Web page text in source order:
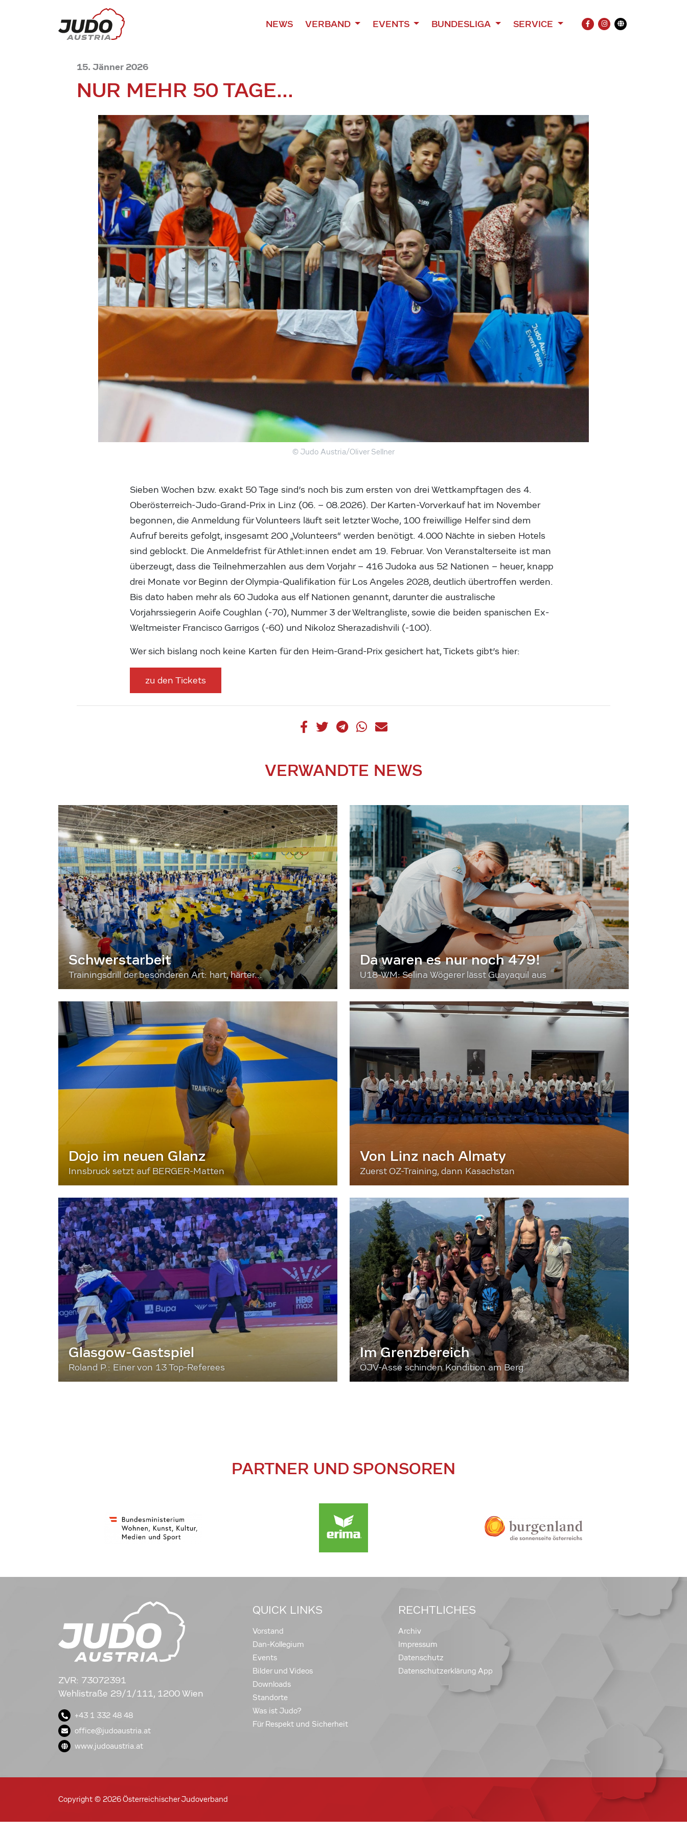
NEWS VERBAND EVENTS BUNDESLIGA SERVICE
FACEBOOK
INSTAGRAM
Übersetzung
15. Jänner 2026
NUR MEHR 50 TAGE...
© Judo Austria/Oliver Sellner
Sieben Wochen bzw. exakt 50 Tage sind’s noch bis zum ersten von drei Wettkampftagen des 4.
Oberösterreich-Judo-Grand-Prix in Linz (06. – 08.2026). Der Karten-Vorverkauf hat im November
begonnen, die Anmeldung für Volunteers läuft seit letzter Woche, 100 freiwillige Helfer sind dem
Aufruf bereits gefolgt, insgesamt 200 „Volunteers“ werden benötigt. 4.000 Nächte in sieben Hotels
sind geblockt. Die Anmeldefrist für Athlet:innen endet am 19. Februar. Von Veranstalterseite ist man
überzeugt, dass die Teilnehmerzahlen aus dem Vorjahr – 416 Judoka aus 52 Nationen – heuer, knapp
drei Monate vor Beginn der Olympia-Qualifikation für Los Angeles 2028, deutlich übertroffen werden.
Bis dato haben mehr als 60 Judoka aus elf Nationen genannt, darunter die australische
Vorjahrssiegerin Aoife Coughlan (-70), Nummer 3 der Weltrangliste, sowie die beiden spanischen Ex-
Weltmeister Francisco Garrigos (-60) und Nikoloz Sherazadishvili (-100).
Wer sich bislang noch keine Karten für den Heim-Grand-Prix gesichert hat, Tickets gibt’s hier:
zu den Tickets
VERWANDTE NEWS
Schwerstarbeit
Trainingsdrill der besonderen Art: hart, härter...
Da waren es nur noch 479!
U18-WM: Selina Wögerer lässt Guayaquil aus
Dojo im neuen Glanz
Innsbruck setzt auf BERGER-Matten
Von Linz nach Almaty
Zuerst OZ-Training, dann Kasachstan
Glasgow-Gastspiel
Roland P.: Einer von 13 Top-Referees
Im Grenzbereich
ÖJV-Asse schinden Kondition am Berg
PARTNER UND SPONSOREN
ZVR: 73072391
Wehlistraße 29/1/111, 1200 Wien
+43 1 332 48 48
office@judoaustria.at
www.judoaustria.at
QUICK LINKS
Vorstand
Dan-Kollegium
Events
Bilder und Videos
Downloads
Standorte
Was ist Judo?
Für Respekt und Sicherheit
RECHTLICHES
Archiv
Impressum
Datenschutz
Datenschutzerklärung App
Copyright © 2026 Österreichischer Judoverband